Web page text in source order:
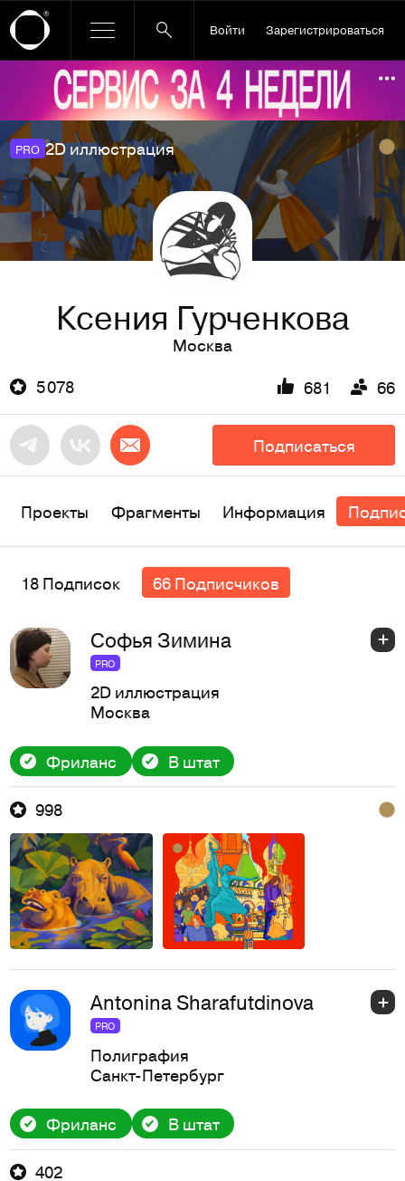
Войти Зарегистрироваться
Ссылка баннера
PRO 2D иллюстрация
Ксения Гурченкова
Москва
5 078
681 66
Подписаться
Проекты Фрагменты Информация
18 Подписок 66 Подписчиков
Софья Зимина
PRO
2D иллюстрация
Москва
Фриланс В штат
998
Antonina Sharafutdinova
PRO
Полиграфия
Санкт-Петербург
Фриланс В штат
402